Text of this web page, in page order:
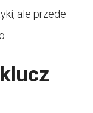
ale przede